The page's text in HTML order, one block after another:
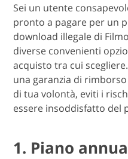
Sei un utente
pronto a pagare per un
download illegale di
diverse convenienti
acquisto tra cui
una garanzia di
di tua volontà, eviti i
essere insoddisfatto del
1. Piano